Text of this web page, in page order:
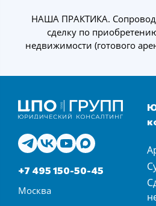
НАША ПРАКТИКА.
сделку по
недвижимости (готового
+7 495 150-50-45
Москва